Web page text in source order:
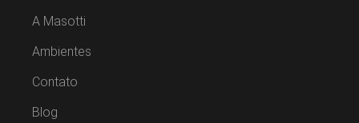
A Masotti
Ambientes
Contato
Blog